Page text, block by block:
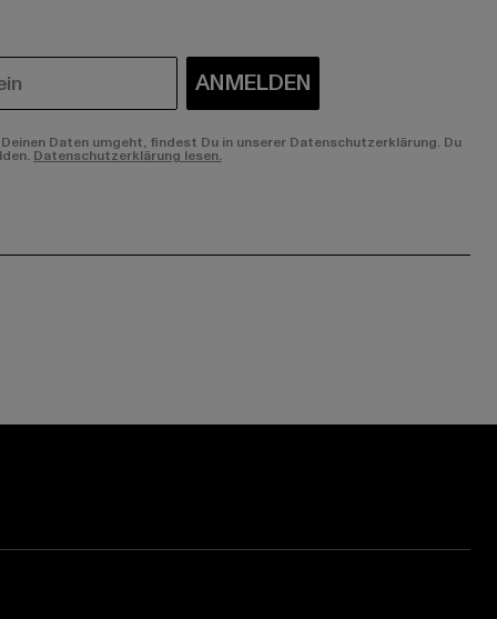
ANMELDEN
Daten umgeht, findest Du in unserer Datenschutzerklärung. Du
Datenschutzerklärung lesen.
page:channel: